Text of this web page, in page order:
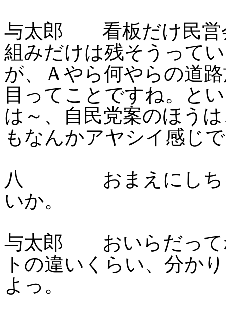
与太郎 看板だけ民営
組みだけは残そうって
が、Ａやら何やらの道
目ってことですね。と
は～、自民党案のほう
もなんかアヤシイ感じ
八 おまえにしちゃ
いか。
与太郎 おいらだって
トの違いくらい、分か
よっ。